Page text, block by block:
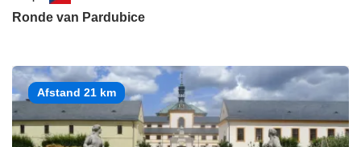
Ronde van Pardubice
Afstand 21 km